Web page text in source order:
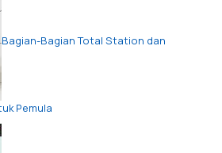
Bagian-Bagian Total Station dan
Pemula